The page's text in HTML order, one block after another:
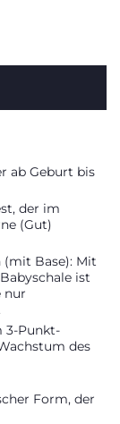
ab Geburt bis
der im
(Gut)
(mit Base): Mit
ist
nur
3-Punkt-
des
Form, der